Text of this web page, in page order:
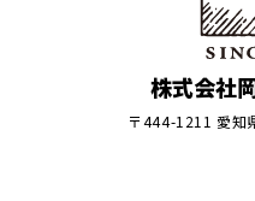
株式会社
〒444-1211 愛知